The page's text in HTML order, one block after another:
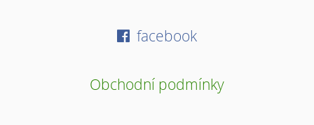
facebook
Obchodní podmínky